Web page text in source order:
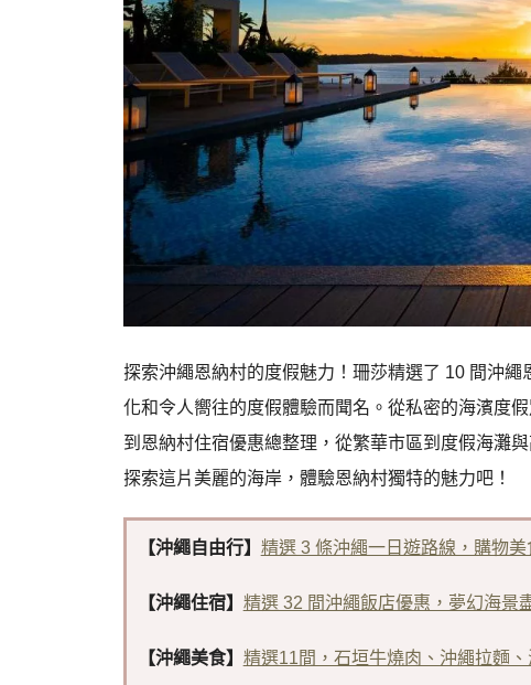
探索沖繩恩納村的度假魅力！珊莎精選了 10 間沖
化和令人嚮往的度假體驗而聞名。從私密的海濱度
到恩納村住宿優惠總整理，從繁華市區到度假海灘
探索這片美麗的海岸，體驗恩納村獨特的魅力吧！
【沖繩自由行】 精選 3 條沖繩一日遊路線，購物美
【沖繩住宿】 精選 32 間沖繩飯店優惠，夢幻海景
【沖繩美食】 精選11間，石垣牛燒肉、沖繩拉麵